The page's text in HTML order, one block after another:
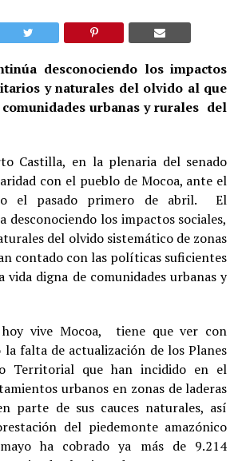
desconociendo los impactos
y naturales del olvido al que
comunidades urbanas y rurales del
Castilla, en la plenaria del senado
con el pueblo de Mocoa, ante el
el pasado primero de abril. El
desconociendo los impactos sociales,
del olvido sistemático de zonas
contado con las políticas suficientes
vida digna de comunidades urbanas y
vive Mocoa, tiene que ver con
la falta de actualización de los Planes
Territorial que han incidido en el
urbanos en zonas de laderas
parte de sus cauces naturales, así
del piedemonte amazónico
ha cobrado ya más de 9.214